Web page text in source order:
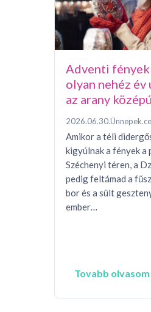
Adventi fények
olyan nehéz év
az arany
2026.06.30.
Amikor a téli
kigyúlnak a fények a
Széchenyi téren, a
pedig feltámad a
bor és a sült
ember…
Tovabb olvasom